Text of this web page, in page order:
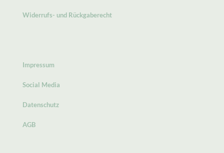
Widerrufs- und Rückgaberecht
Impressum
Social Media
Datenschutz
AGB